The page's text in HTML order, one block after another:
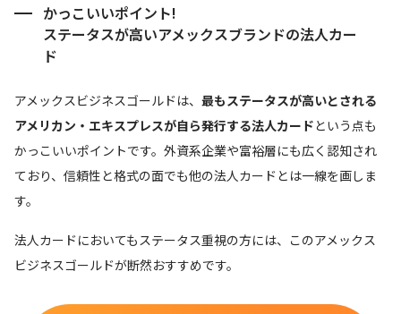
かっこいいポイント!
ステータスが高いアメックスブランドの法人カー
ド
アメックスビジネスゴールドは、 最もステータスが高いとされる
アメリカン・エキスプレスが自ら発行する法人カードという点も
かっこいいポイントです。外資系企業や富裕層にも広く認知され
ており、信頼性と格式の面でも他の法人カードとは一線を画しま
す。
法人カードにおいてもステータス重視の方には、このアメックス
ビジネスゴールドが断然おすすめです。